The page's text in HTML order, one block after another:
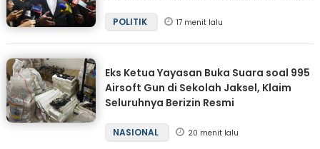
POLITIK 17 menit lalu
Eks Ketua Yayasan Buka Suara soal 995
Airsoft Gun di Sekolah Jaksel, Klaim
Seluruhnya Berizin Resmi
NASIONAL 20 menit lalu